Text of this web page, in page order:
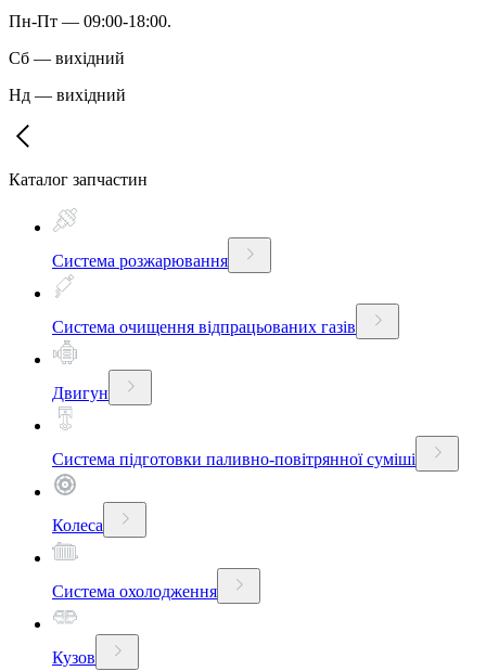
Пн-Пт — 09:00-18:00.
Сб — вихідний
Нд — вихідний
Каталог запчастин
Система розжарювання
Система очищення відпрацьованих газів
Двигун
Система підготовки паливно-повітрянної суміші
Колеса
Система охолодження
Кузов